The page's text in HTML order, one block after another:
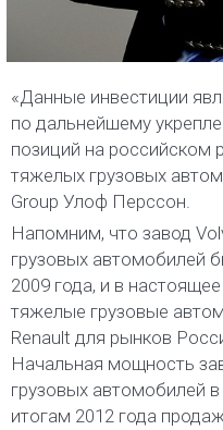
«Данные инвестиции
по дальнейшему
позиций на российском
тяжелых грузовых
Group Улоф Перссон.
Напомним, что завод
грузовых автомобилей
2009 года, и в
тяжелые грузовые
Renault для рынков
Начальная мощность
грузовых автомобилей
итогам 2012 года